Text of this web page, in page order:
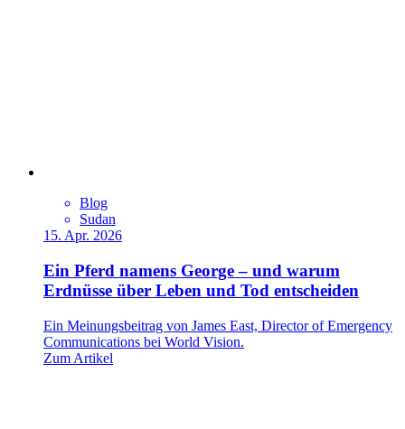
Blog
Sudan
15. Apr. 2026
Ein Pferd namens George – und warum
Erdnüsse über Leben und Tod entscheiden
Ein Meinungsbeitrag von James East, Director of Emergency
Communications bei World Vision.
Zum Artikel